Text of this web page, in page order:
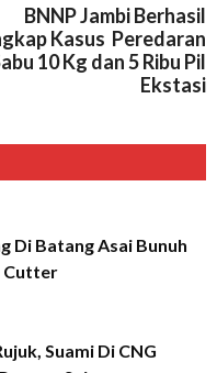
BNNP Jambi Berhasil
Kasus Peredaran
10 Kg dan 5 Ribu Pil
Ekstasi
Di Batang Asai Bunuh
Cutter
Suami Di CNG